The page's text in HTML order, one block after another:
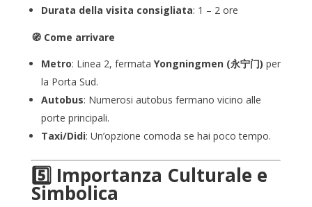
Durata della visita consigliata: 1 – 2 ore
🧭 Come arrivare
Metro: Linea 2, fermata Yongningmen (永宁门) per
la Porta Sud.
Autobus: Numerosi autobus fermano vicino alle
porte principali.
Taxi/Didi: Un’opzione comoda se hai poco tempo.
5️⃣ Importanza Culturale e
Simbolica